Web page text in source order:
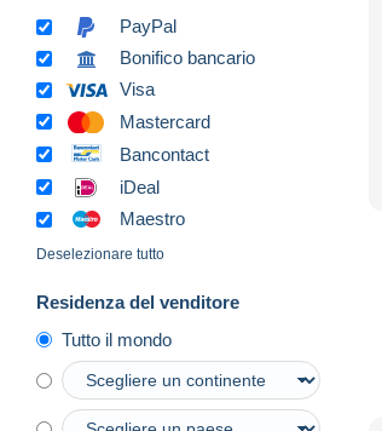
PayPal
Bonifico bancario
Visa
Mastercard
Bancontact
iDeal
Maestro
Deselezionare tutto
Residenza del venditore
Tutto il mondo